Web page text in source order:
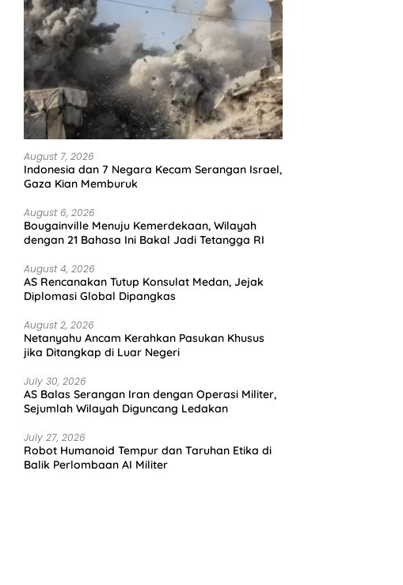
August 7, 2026
Indonesia dan 7 Negara Kecam Serangan Israel,
Gaza Kian Memburuk
August 6, 2026
Bougainville Menuju Kemerdekaan, Wilayah
dengan 21 Bahasa Ini Bakal Jadi Tetangga RI
August 4, 2026
AS Rencanakan Tutup Konsulat Medan, Jejak
Diplomasi Global Dipangkas
August 2, 2026
Netanyahu Ancam Kerahkan Pasukan Khusus
jika Ditangkap di Luar Negeri
July 30, 2026
AS Balas Serangan Iran dengan Operasi Militer,
Sejumlah Wilayah Diguncang Ledakan
July 27, 2026
Robot Humanoid Tempur dan Taruhan Etika di
Balik Perlombaan AI Militer